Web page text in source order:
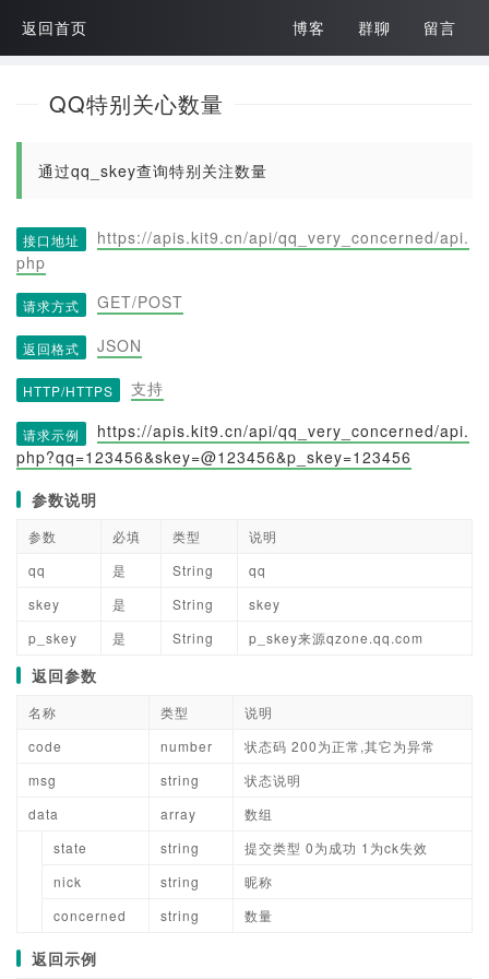
返回首页 博客 群聊 留言
QQ特别关心数量
通过qq_skey查询特别关注数量
接口地址
https://apis.kit9.cn/api/qq_very_concerned/api.
php
请求方式 GET/POST
返回格式 JSON
HTTP/HTTPS 支持
请求示例
https://apis.kit9.cn/api/qq_very_concerned/api.
php?qq=123456&skey=@123456&p_skey=123456
参数说明
参数 必填 类型
说明
qq
是 String
qq
skey
是 String
skey
p_skey
是 String p_skey来源qzone.qq.com
返回参数
名称 类型
说明
code
number
状态码 200为正常,其它为异常
msg
string
状态说明
data
array
数组
state
string
提交类型 0为成功 1为ck失效
nick
string
昵称
concerned
string 数量
返回示例